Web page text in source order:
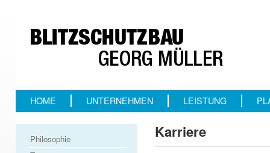
HOME UNTERNEHMEN LEISTUNG
Philosophie
Karriere